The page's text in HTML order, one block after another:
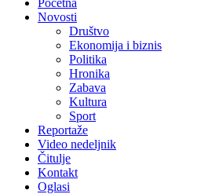
Novosti
Društvo
Ekonomija i biznis
Politika
Hronika
Zabava
Kultura
Sport
Reportaže
Video nedeljnik
Čitulje
Kontakt
Oglasi